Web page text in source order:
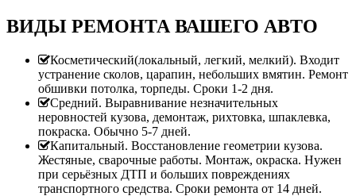
ВИДЫ РЕМОНТА ВАШЕГО АВТО
Косметический(локальный, легкий, мелкий). Входит
устранение сколов, царапин, небольших вмятин. Ремонт
обшивки потолка, торпеды. Сроки 1-2 дня.
Средний. Выравнивание незначительных
неровностей кузова, демонтаж, рихтовка, шпаклевка,
покраска. Обычно 5-7 дней.
Капитальный. Восстановление геометрии кузова.
Жестяные, сварочные работы. Монтаж, окраска. Нужен
при серьёзных ДТП и больших повреждениях
транспортного средства. Сроки ремонта от 14 дней.